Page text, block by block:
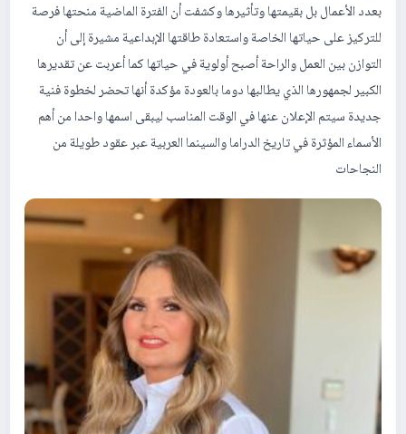
بعدد الأعمال بل بقيمتها وتأثيرها وكشفت أن الفترة الماضية منحتها فرصة
للتركيز على حياتها الخاصة واستعادة طاقتها الإبداعية مشيرة إلى أن
التوازن بين العمل والراحة أصبح أولوية في حياتها كما أعربت عن تقديرها
الكبير لجمهورها الذي يطالبها دوما بالعودة مؤكدة أنها تحضر لخطوة فنية
جديدة سيتم الإعلان عنها في الوقت المناسب ليبقى اسمها واحدا من أهم
الأسماء المؤثرة في تاريخ الدراما والسينما العربية عبر عقود طويلة من
النجاحات